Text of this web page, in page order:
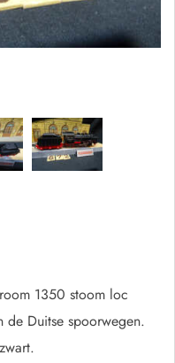
1350 stoom loc
de Duitse spoorwegen.